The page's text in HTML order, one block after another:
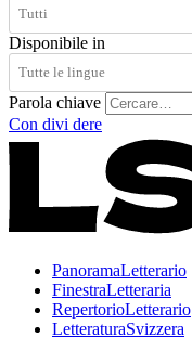
Disponibile in
Parola chiave
Con divi dere
PanoramaLetterario
FinestraLetteraria
RepertorioLetterario
LetteraturaSvizzera